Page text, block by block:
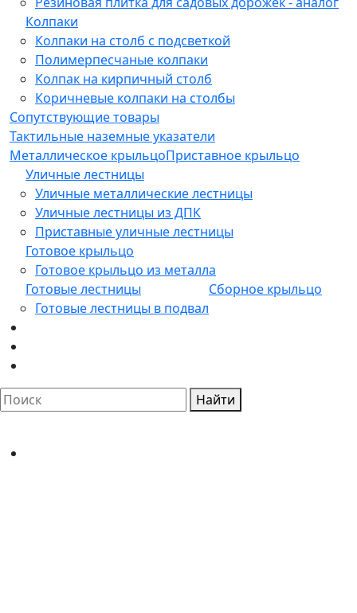
Колпаки
Колпаки на столб с подсветкой
Полимерпесчаные колпаки
Колпак на кирпичный столб
Коричневые колпаки на столбы
Сопутствующие товары
Тактильные наземные указатели
Металлическое крыльцоПриставное крыльцо
Уличные лестницы
Уличные металлические лестницы
Уличные лестницы из ДПК
Приставные уличные лестницы
Готовое крыльцо
Готовое крыльцо из металла
Готовые лестницы
Готовые лестницы в подвал
Сборное крыльцо
Найти